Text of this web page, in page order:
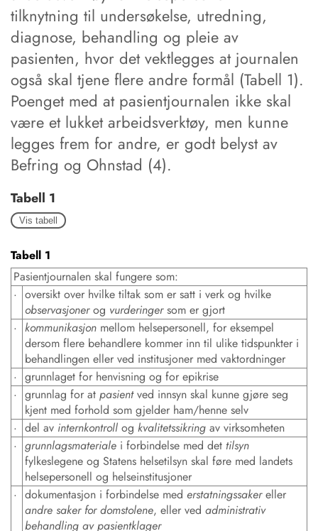
tilknytning til undersøkelse, utredning,
diagnose, behandling og pleie av
pasienten, hvor det vektlegges at journalen
også skal tjene flere andre formål (Tabell 1).
Poenget med at pasientjournalen ikke skal
være et lukket arbeidsverktøy, men kunne
legges frem for andre, er godt belyst av
Befring og Ohnstad (4).
Tabell 1
Vis tabell
Tabell 1
Pasientjournalen skal fungere som:
· oversikt over hvilke tiltak som er satt i verk og hvilke
observasjonerog vurderingersom er gjort
· kommunikasjon mellom helsepersonell, for eksempel
dersom flere behandlere kommer inn til ulike tidspunkter i
behandlingen eller ved institusjoner med vaktordninger
· grunnlaget for henvisning og for epikrise
· grunnlag for at pasientved innsyn skal kunne gjøre seg
kjent med forhold som gjelder ham/henne selv
· del av internkontroll og kvalitetssikring av virksomheten
· grunnlagsmateriale i forbindelse med det tilsyn
fylkeslegene og Statens helsetilsyn skal føre med landets
helsepersonell og helseinstitusjoner
· dokumentasjon i forbindelse med erstatningssakereller
andre saker for domstolene, eller ved administrativ
behandling av pasientklager